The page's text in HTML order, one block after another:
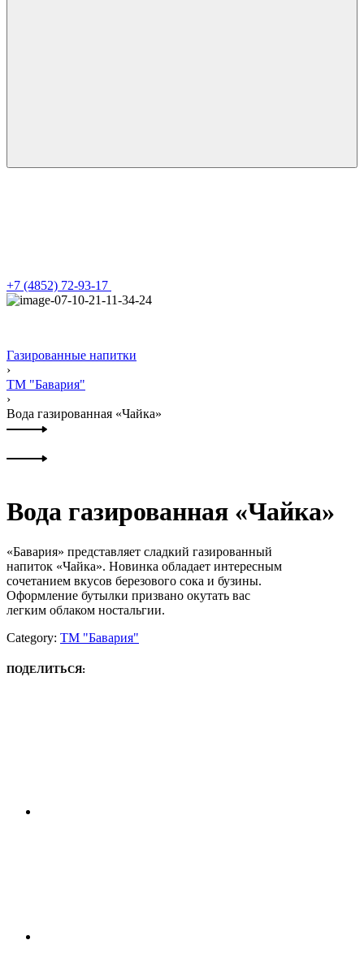
+7 (4852) 72-93-17
Газированные напитки
›
ТМ "Бавария"
›
Вода газированная «Чайка»
Product
navigation
product:
Вода газированная «Чайка»
«Бавария» представляет сладкий газированный
напиток «Чайка». Новинка обладает интересным
сочетанием вкусов березового сока и бузины.
Оформление бутылки призвано окутать вас
легким облаком ностальгии.
Category: ТМ "Бавария"
ПОДЕЛИТЬСЯ: